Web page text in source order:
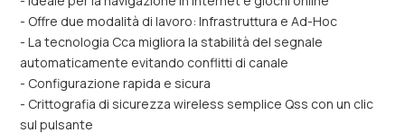
- Offre due modalità di lavoro: Infrastruttura e Ad-Hoc
- La tecnologia Cca migliora la stabilità del segnale
automaticamente evitando conflitti di canale
- Configurazione rapida e sicura
- Crittografia di sicurezza wireless semplice Qss con un clic
sul pulsante